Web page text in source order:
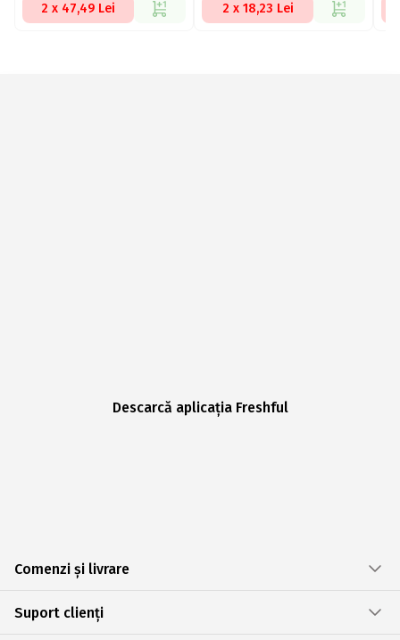
2 x 47,49 Lei 2 x 18,23 Lei
Descarcă aplicația Freshful
Comenzi și livrare
Suport clienți